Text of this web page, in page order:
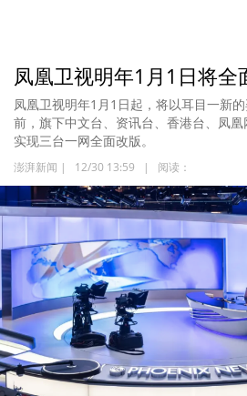
凤凰卫视明年1月1日将全
凤凰卫视明年1月1日起，将以耳目一新
前，旗下中文台、资讯台、香港台、凤
实现三台一网全面改版。
澎湃新闻 | 12/30 13:59 | 阅读：